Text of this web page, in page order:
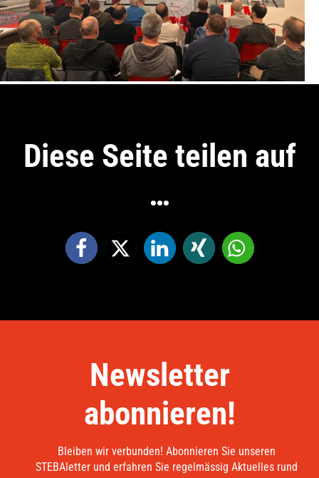
Diese Seite teilen auf
…
Newsletter
abonnieren!
Bleiben wir verbunden! Abonnieren Sie unseren
STEBAletter und erfahren Sie regelmässig Aktuelles rund